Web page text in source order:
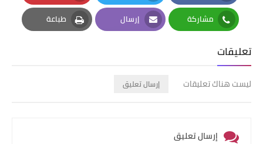
Facebook
Twitter
Pinterest
مشاركة
Whatsapp
إرسال
Email
طباعة
Print
تعليقات
ليست هناك تعليقات إرسال تعليق
إرسال تعليق